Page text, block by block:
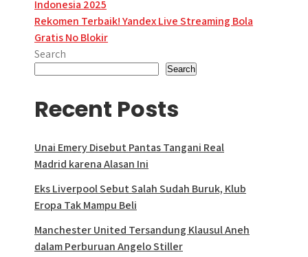
navigation
Indonesia 2025
Rekomen Terbaik! Yandex Live Streaming Bola
Gratis No Blokir
Search
Search
Recent Posts
Unai Emery Disebut Pantas Tangani Real
Madrid karena Alasan Ini
Eks Liverpool Sebut Salah Sudah Buruk, Klub
Eropa Tak Mampu Beli
Manchester United Tersandung Klausul Aneh
dalam Perburuan Angelo Stiller